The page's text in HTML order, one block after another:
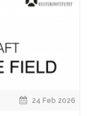
24 Feb 2026